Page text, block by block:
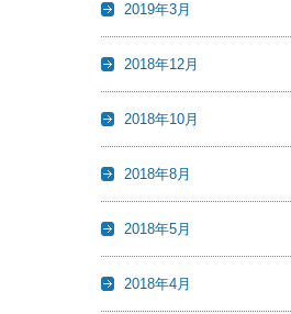
2019年3月
2018年12月
2018年10月
2018年8月
2018年5月
2018年4月